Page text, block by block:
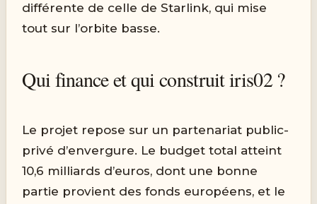
différente de celle de Starlink, qui mise
tout sur l’orbite basse.
Qui finance et qui construit iris02 ?
Le projet repose sur un partenariat public-
privé d’envergure. Le budget total atteint
10,6 milliards d’euros, dont une bonne
partie provient des fonds européens, et le